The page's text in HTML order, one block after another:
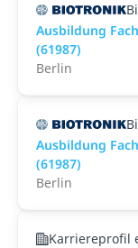
Ausbildung
(61987)
Berlin
Ausbildung
(61987)
Berlin
Karriereprofil